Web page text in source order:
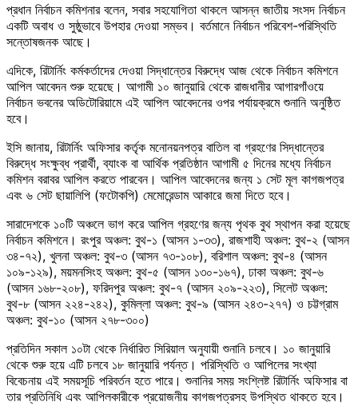
প্রধান নির্বাচন কমিশনার বলেন, সবার সহযোগিতা থাকলে আসন্ন জাতীয় সংসদ নির্বাচন
একটি অবাধ ও সুষ্ঠুভাবে উপহার দেওয়া সম্ভব। বর্তমানে নির্বাচন পরিবেশ-পরিস্থিতি
সন্তোষজনক আছে।
এদিকে, রিটার্নিং কর্মকর্তাদের দেওয়া সিদ্ধান্তের বিরুদ্ধে আজ থেকে নির্বাচন কমিশনে
আপিল আবেদন শুরু হয়েছে। আগামী ১০ জানুয়ারি থেকে রাজধানীর আগারগাঁওয়ে
নির্বাচন ভবনের অডিটোরিয়ামে এই আপিল আবেদনের ওপর পর্যায়ক্রমে শুনানি অনুষ্ঠিত
হবে।
ইসি জানায়, রিটার্নিং অফিসার কর্তৃক মনোনয়নপত্র বাতিল বা গ্রহণের সিদ্ধান্তের
বিরুদ্ধে সংক্ষুব্ধ প্রার্থী, ব্যাংক বা আর্থিক প্রতিষ্ঠান আগামী ৫ দিনের মধ্যে নির্বাচন
কমিশন বরাবর আপিল করতে পারবেন। আপিল আবেদনের জন্য ১ সেট মূল কাগজপত্র
এবং ৬ সেট ছায়ালিপি (ফটোকপি) মেমোরেন্ডাম আকারে জমা দিতে হবে।
সারাদেশকে ১০টি অঞ্চলে ভাগ করে আপিল গ্রহণের জন্য পৃথক বুথ স্থাপন করা হয়েছে
নির্বাচন কমিশনে। রংপুর অঞ্চল: বুথ-১ (আসন ১-৩৩), রাজশাহী অঞ্চল: বুথ-২ (আসন
৩৪-৭২), খুলনা অঞ্চল: বুথ-৩ (আসন ৭৩-১০৮), বরিশাল অঞ্চল: বুথ-৪ (আসন
১০৯-১২৯), ময়মনসিংহ অঞ্চল: বুথ-৫ (আসন ১৩০-১৬৭), ঢাকা অঞ্চল: বুথ-৬
(আসন ১৬৮-২০৮), ফরিদপুর অঞ্চল: বুথ-৭ (আসন ২০৯-২২৩), সিলেট অঞ্চল:
বুথ-৮ (আসন ২২৪-২৪২), কুমিল্লা অঞ্চল: বুথ-৯ (আসন ২৪৩-২৭৭) ও চট্টগ্রাম
অঞ্চল: বুথ-১০ (আসন ২৭৮-৩০০)
প্রতিদিন সকাল ১০টা থেকে নির্ধারিত সিরিয়াল অনুযায়ী শুনানি চলবে। ১০ জানুয়ারি
থেকে শুরু হয়ে এটি চলবে ১৮ জানুয়ারি পর্যন্ত। পরিস্থিতি ও আপিলের সংখ্যা
বিবেচনায় এই সময়সূচি পরিবর্তন হতে পারে। শুনানির সময় সংশ্লিষ্ট রিটার্নিং অফিসার বা
তার প্রতিনিধি এবং আপিলকারীকে প্রয়োজনীয় কাগজপত্রসহ উপস্থিত থাকতে হবে।